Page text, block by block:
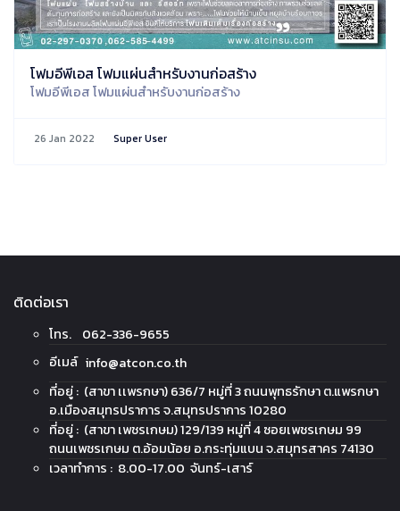
โฟมอีพีเอส โฟมแผ่นสำหรับงานก่อสร้าง
โฟมอีพีเอส โฟมแผ่นสำหรับงานก่อสร้าง
26 Jan 2022 Super User
ติดต่อเรา
โทร. 062-336-9655
อีเมล์ info@atcon.co.th
ที่อยู่ : (สาขา เเพรกษา) 636/7 หมู่ที่ 3 ถนนพุทธรักษา ต.แพรกษา
อ.เมืองสมุทรปราการ จ.สมุทรปราการ 10280
ที่อยู่ : (สาขา เพชรเกษม) 129/139 หมู่ที่ 4 ซอยเพชรเกษม 99
ถนนเพชรเกษม ต.อ้อมน้อย อ.กระทุ่มแบน จ.สมุทรสาคร 74130
เวลาทำการ : 8.00-17.00 จันทร์-เสาร์